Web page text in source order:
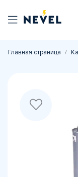
Главная страница